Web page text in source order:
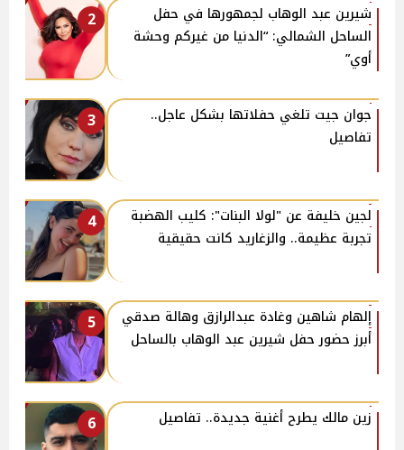
2
شيرين عبد الوهاب لجمهورها في حفل
الساحل الشمالي: “الدنيا من غيركم وحشة
أوي”
3
جوان جيت تلغي حفلاتها بشكل عاجل..
تفاصيل
4
لجين خليفة عن "لولا البنات": كليب الهضبة
تجربة عظيمة.. والزغاريد كانت حقيقية
5
إلهام شاهين وغادة عبدالرازق وهالة صدقي
أبرز حضور حفل شيرين عبد الوهاب بالساحل
6 زين مالك يطرح أغنية جديدة.. تفاصيل